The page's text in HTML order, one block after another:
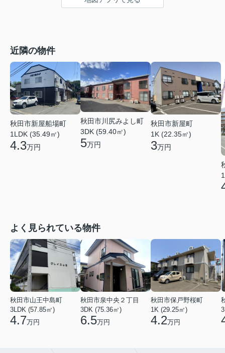
近隣の物件
秋田市新屋船場町
1LDK (35.49㎡)
4.3万円
秋田市川尻みよし町
3DK (59.40㎡)
5万円
秋田市新屋町
1K (22.35㎡)
3万円
よく見られている物件
秋田市山王中島町
3LDK (57.85㎡)
4.7万円
秋田市泉中央２丁目
3DK (75.36㎡)
6.5万円
秋田市保戸野桜町
1K (29.25㎡)
4.2万円